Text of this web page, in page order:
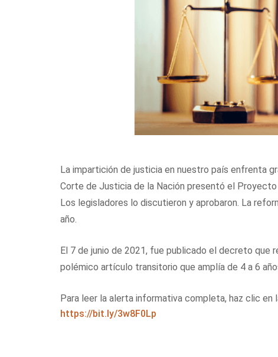
La impartición de justicia en nuestro país enfrenta
Corte de Justicia de la Nación presentó el
Los legisladores lo discutieron y aprobaron. La
año.
El 7 de junio de 2021, fue publicado el decreto que
polémico artículo transitorio que amplía de 4 a 6
Para leer la alerta informativa completa, haz clic en
https://bit.ly/3w8F0Lp